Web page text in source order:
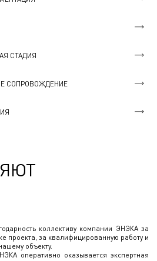
СТАДИЯ
СОПРОВОЖДЕНИЕ
коллективу компании ЭНЭКА за
проекта, за квалифицированную работу и
объекту.
оперативно оказывается экспертная